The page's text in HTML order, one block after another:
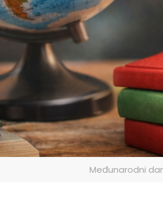
Međunarodni